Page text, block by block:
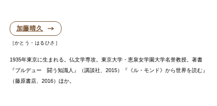
加藤晴久
かとう・はるひさ
1935年東京に生まれる。仏文学専攻。東京大学・恵泉女学園大学名誉教授。著書
『ブルデュー 闘う知識人』（講談社、2015）『《ル・モンド》から世界を読む』
（藤原書店、2016）ほか。